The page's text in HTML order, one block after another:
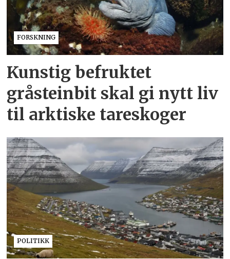
FORSKNING
Kunstig befruktet
gråsteinbit skal gi nytt liv
til arktiske tareskoger
POLITIKK